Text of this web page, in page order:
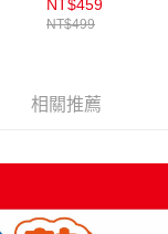
NT$459
NT$499
相關推薦